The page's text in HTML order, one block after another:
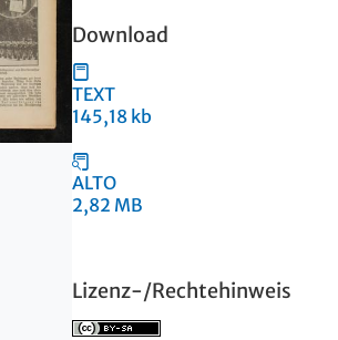
Download
TEXT
145,18 kb
ALTO
2,82 MB
Lizenz-/Rechtehinweis